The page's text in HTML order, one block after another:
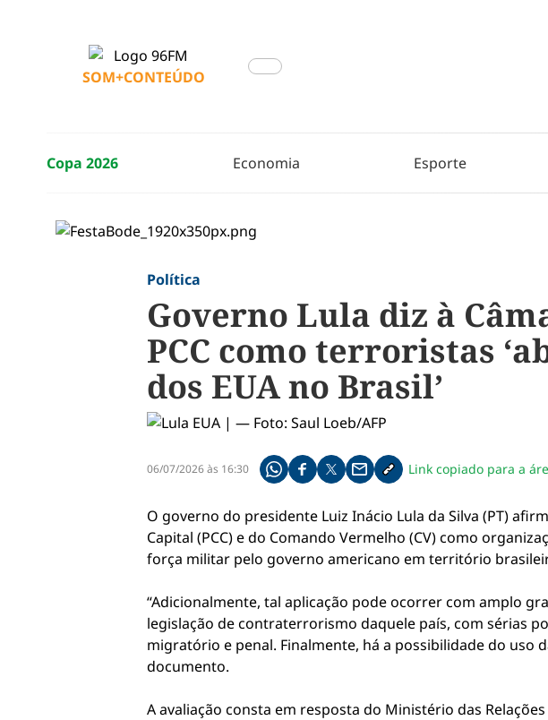
SOM+CONTEÚDO
Copa 2026 Economia Esporte
Política
Governo Lula diz à
PCC como terroristas
dos EUA no Brasil’
06/07/2026 às 16:30 Compartilhe pelo whatsapp
Compartilhar no facebook
Compartilhar no twitter
Compartilhe pelo email
Copiar link da notícia
Link copiado para a
O governo do presidente Luiz Inácio Lula da Silva (PT)
Capital (PCC) e do Comando Vermelho (CV) como
força militar pelo governo americano em território
“Adicionalmente, tal aplicação pode ocorrer com amplo
legislação de contraterrorismo daquele país, com sérias
migratório e penal. Finalmente, há a possibilidade do
documento.
A avaliação consta em resposta do Ministério das